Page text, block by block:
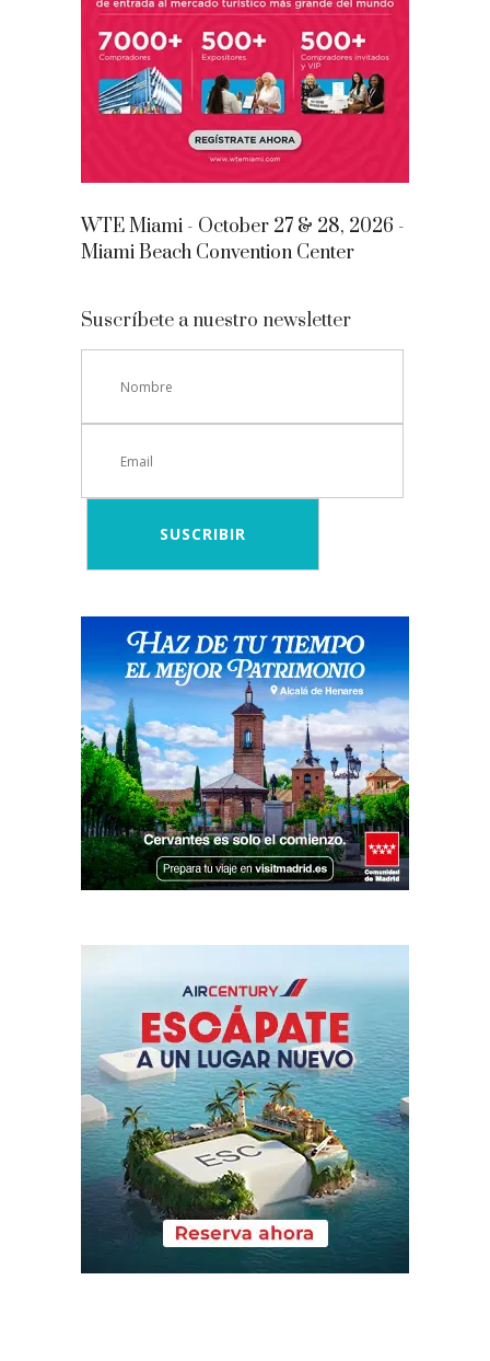
WTE Miami - October 27 & 28, 2026 -
Miami Beach Convention Center
Suscríbete a nuestro newsletter